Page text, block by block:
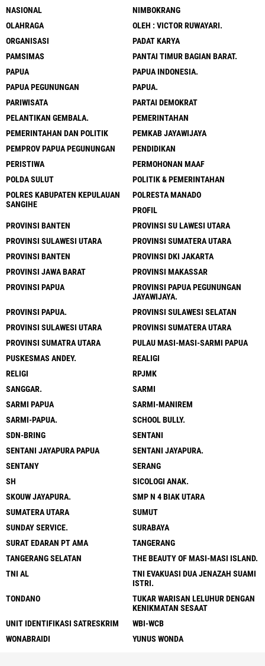
NASIONAL
NIMBOKRANG
OLAHRAGA
OLEH : VICTOR RUWAYARI.
ORGANISASI
PADAT KARYA
PAMSIMAS
PANTAI TIMUR BAGIAN BARAT.
PAPUA
PAPUA INDONESIA.
PAPUA PEGUNUNGAN
PAPUA.
PARIWISATA
PARTAI DEMOKRAT
PELANTIKAN GEMBALA.
PEMERINTAHAN
PEMERINTAHAN DAN POLITIK
PEMKAB JAYAWIJAYA
PEMPROV PAPUA PEGUNUNGAN
PENDIDIKAN
PERISTIWA
PERMOHONAN MAAF
POLDA SULUT
POLITIK & PEMERINTAHAN
POLRES KABUPATEN KEPULAUAN
SANGIHE
POLRESTA MANADO
PROFIL
PROVINSI BANTEN
PROVINSI SU LAWESI UTARA
PROVINSI SULAWESI UTARA
PROVINSI SUMATERA UTARA
PROVINSI BANTEN
PROVINSI DKI JAKARTA
PROVINSI JAWA BARAT
PROVINSI MAKASSAR
PROVINSI PAPUA
PROVINSI PAPUA PEGUNUNGAN
JAYAWIJAYA.
PROVINSI PAPUA.
PROVINSI SULAWESI SELATAN
PROVINSI SULAWESI UTARA
PROVINSI SUMATERA UTARA
PROVINSI SUMATRA UTARA
PULAU MASI-MASI-SARMI PAPUA
PUSKESMAS ANDEY.
REALIGI
RELIGI
RPJMK
SANGGAR.
SARMI
SARMI PAPUA
SARMI-MANIREM
SARMI-PAPUA.
SCHOOL BULLY.
SDN-BRING
SENTANI
SENTANI JAYAPURA PAPUA
SENTANI JAYAPURA.
SENTANY
SERANG
SH
SICOLOGI ANAK.
SKOUW JAYAPURA.
SMP N 4 BIAK UTARA
SUMATERA UTARA
SUMUT
SUNDAY SERVICE.
SURABAYA
SURAT EDARAN PT AMA
TANGERANG
TANGERANG SELATAN
THE BEAUTY OF MASI-MASI ISLAND.
TNI AL
TNI EVAKUASI DUA JENAZAH SUAMI
ISTRI.
TONDANO
TUKAR WARISAN LELUHUR DENGAN
KENIKMATAN SESAAT
UNIT IDENTIFIKASI SATRESKRIM
WBI-WCB
WONABRAIDI
YUNUS WONDA